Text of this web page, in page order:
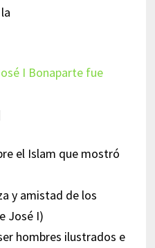
I Bonaparte fue
el Islam que mostró
y amistad de los
José I)
hombres ilustrados e